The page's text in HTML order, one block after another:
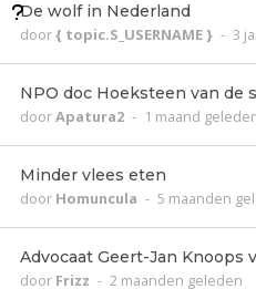
De wolf in Nederland
door{ topic.S_USERNAME } - 3
NPO doc Hoeksteen van de
doorApatura2 - 1 maand
Minder vlees eten
door Homuncula - 5 maanden
Advocaat Geert-Jan Knoops
door Frizz - 2 maanden geleden